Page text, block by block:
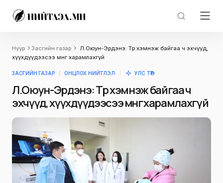
Нүүр Засгийн газар
Л.Оюун-Эрдэнэ: Төр хэмнэж байгаа ч эхчүүд,
хүүхдүүдээсээ мөнгө харамлахгүй
ЗАСГИЙН ГАЗАР ОНЦЛОХ НИЙТЛЭЛ УЛС ТӨР
Л.Оюун-Эрдэнэ: Төр хэмнэж байгаа ч
эхчүүд, хүүхдүүдээсээ мөнгө харамлахгүй